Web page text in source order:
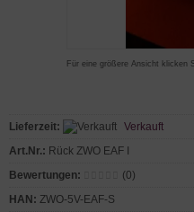
Für eine größere Ansicht klicken
Lieferzeit:
Verkauft
Art.Nr.: Rück ZWO EAF I
Bewertungen:
(0)
HAN: ZWO-5V-EAF-S